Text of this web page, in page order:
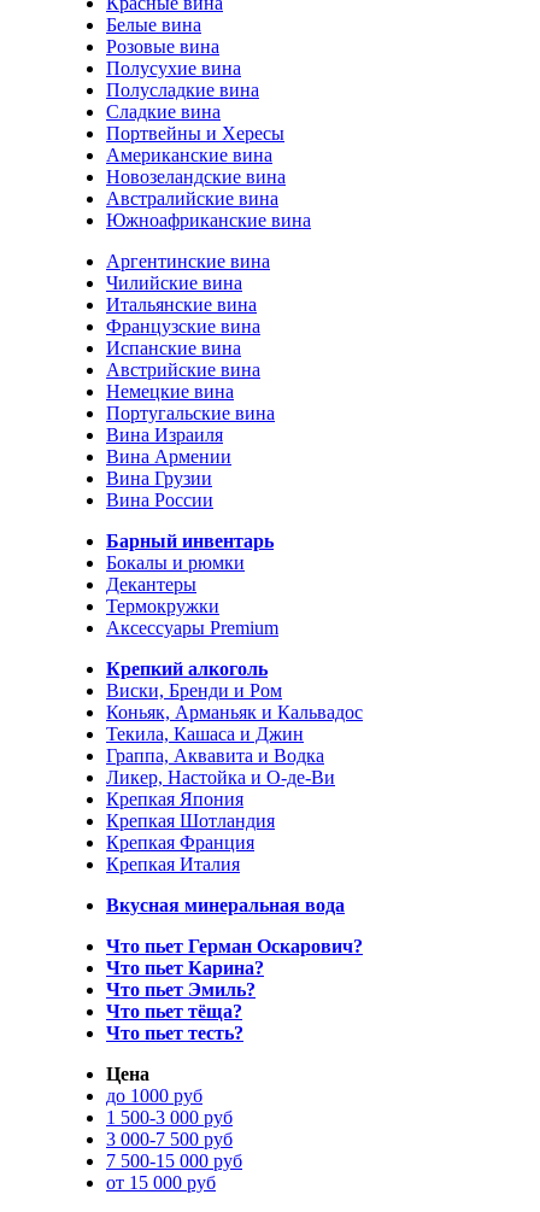
Белые вина
Розовые вина
Полусухие вина
Полусладкие вина
Сладкие вина
Портвейны и Хересы
Американские вина
Новозеландские вина
Австралийские вина
Южноафриканские вина
Аргентинские вина
Чилийские вина
Итальянские вина
Французские вина
Испанские вина
Австрийские вина
Немецкие вина
Португальские вина
Вина Израиля
Вина Армении
Вина Грузии
Вина России
Барный инвентарь
Бокалы и рюмки
Декантеры
Термокружки
Аксессуары Premium
Крепкий алкоголь
Виски, Бренди и Ром
Коньяк, Арманьяк и Кальвадос
Текила, Кашаса и Джин
Граппа, Аквавита и Водка
Ликер, Настойка и О-де-Ви
Крепкая Япония
Крепкая Шотландия
Крепкая Франция
Крепкая Италия
Вкусная минеральная вода
Что пьет Герман Оскарович?
Что пьет Карина?
Что пьет Эмиль?
Что пьет тёща?
Что пьет тесть?
Цена
до 1000 руб
1 500-3 000 руб
3 000-7 500 руб
7 500-15 000 руб
от 15 000 руб